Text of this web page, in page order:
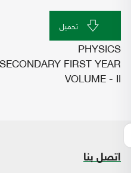
تحميل
PHYSICS
FIRST YEAR
VOLUME - II
اتصل بنا